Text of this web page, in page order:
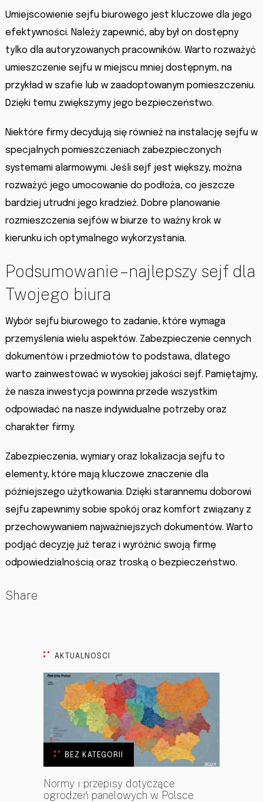
Umiejscowienie sejfu biurowego jest kluczowe dla jego
efektywności. Należy zapewnić, aby był on dostępny
tylko dla autoryzowanych pracowników. Warto rozważyć
umieszczenie sejfu w miejscu mniej dostępnym, na
przykład w szafie lub w zaadoptowanym pomieszczeniu.
Dzięki temu zwiększymy jego bezpieczeństwo.
Niektóre firmy decydują się również na instalację sejfu w
specjalnych pomieszczeniach zabezpieczonych
systemami alarmowymi. Jeśli sejf jest większy, można
rozważyć jego umocowanie do podłoża, co jeszcze
bardziej utrudni jego kradzież. Dobre planowanie
rozmieszczenia sejfów w biurze to ważny krok w
kierunku ich optymalnego wykorzystania.
Podsumowanie – najlepszy sejf dla
Twojego biura
Wybór sejfu biurowego to zadanie, które wymaga
przemyślenia wielu aspektów. Zabezpieczenie cennych
dokumentów i przedmiotów to podstawa, dlatego
warto zainwestować w wysokiej jakości sejf. Pamiętajmy,
że nasza inwestycja powinna przede wszystkim
odpowiadać na nasze indywidualne potrzeby oraz
charakter firmy.
Zabezpieczenia, wymiary oraz lokalizacja sejfu to
elementy, które mają kluczowe znaczenie dla
późniejszego użytkowania. Dzięki starannemu doborowi
sejfu zapewnimy sobie spokój oraz komfort związany z
przechowywaniem najważniejszych dokumentów. Warto
podjąć decyzję już teraz i wyróżnić swoją firmę
odpowiedzialnością oraz troską o bezpieczeństwo.
Share
AKTUALNOŚCI
BEZ KATEGORII
Normy i przepisy dotyczące
ogrodzeń panelowych w Polsce